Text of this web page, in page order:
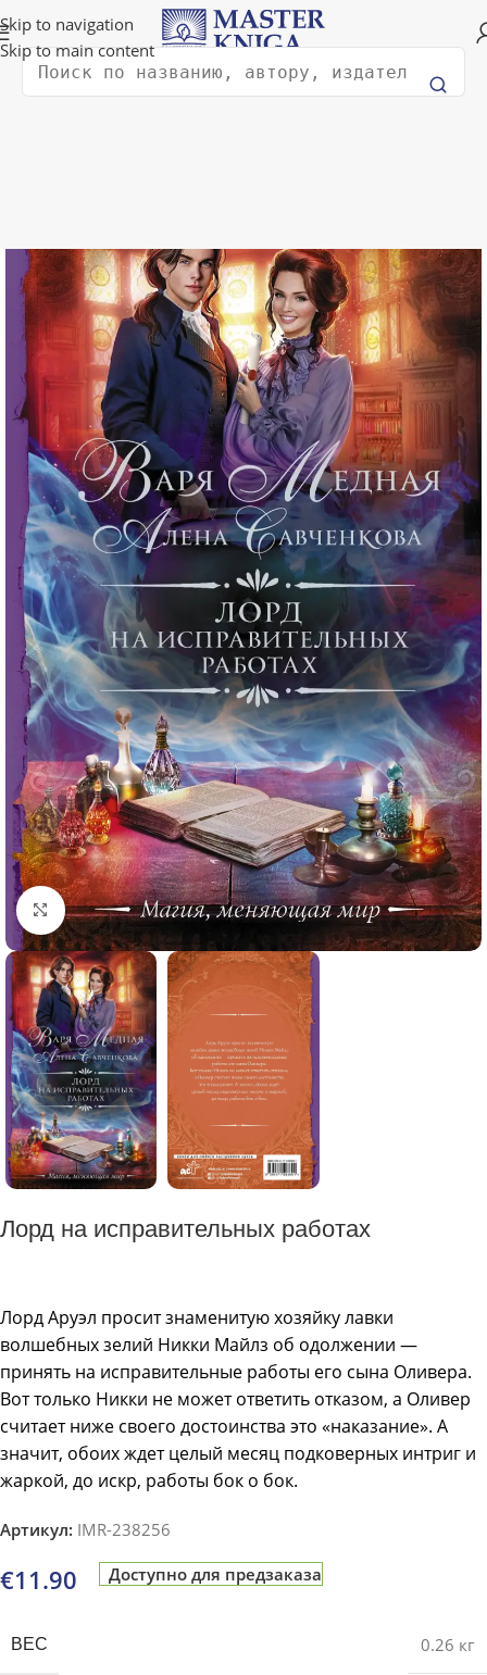
Skip to navigation
Skip to main content
Доставка в любую страну мира!
Поиск
Click to enlarge
Лорд на исправительных работах
Лорд Аруэл просит знаменитую хозяйку лавки
волшебных зелий Никки Майлз об одолжении —
принять на исправительные работы его сына Оливера.
Вот только Никки не может ответить отказом, а Оливер
считает ниже своего достоинства это «наказание». А
значит, обоих ждет целый месяц подковерных интриг и
жаркой, до искр, работы бок о бок.
Артикул: IMR-238256
€11.90 Доступно для предзаказа
ВЕС 0.26 кг